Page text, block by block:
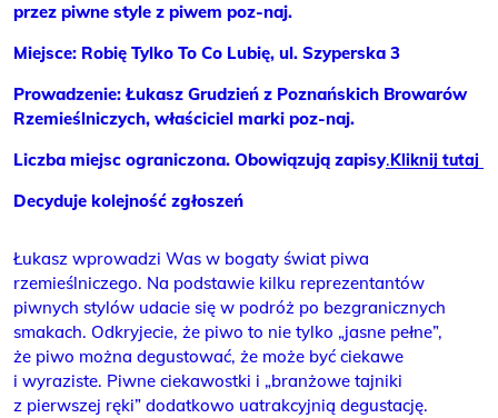
przez piwne style z piwem poz-naj.
Miejsce: Robię Tylko To Co Lubię, ul. Szyperska 3
Prowadzenie: Łukasz Grudzień z Poznańskich Browarów
Rzemieślniczych, właściciel marki poz-naj.
Liczba miejsc ograniczona. Obowiązują zapisy.Kliknij tutaj
Decyduje kolejność zgłoszeń
Łukasz wprowadzi Was w bogaty świat piwa
rzemieślniczego. Na podstawie kilku reprezentantów
piwnych stylów udacie się w podróż po bezgranicznych
smakach. Odkryjecie, że piwo to nie tylko „jasne pełne”,
że piwo można degustować, że może być ciekawe
i wyraziste. Piwne ciekawostki i „branżowe tajniki
z pierwszej ręki” dodatkowo uatrakcyjnią degustację.